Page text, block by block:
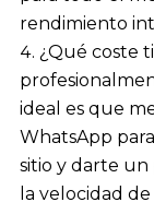
rendimiento
¿Qué coste
ideal es que
WhatsApp
sitio y darte
la velocidad